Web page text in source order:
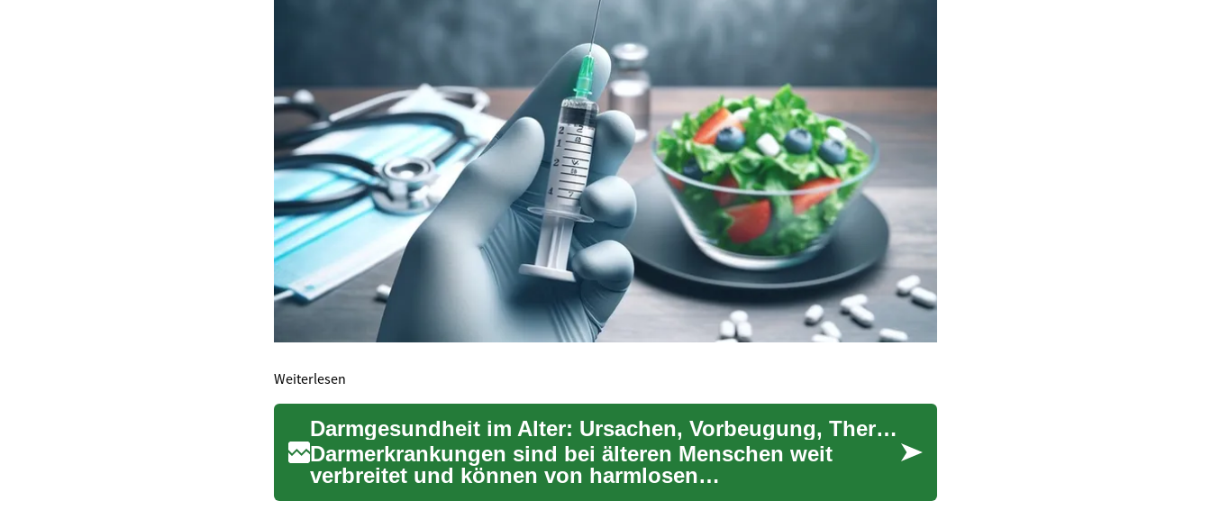
Weiterlesen
Darmgesundheit im Alter: Ursachen, Vorbeugung, Therapie
Darmerkrankungen sind bei älteren Menschen weit
verbreitet und können von harmlosen
Verdauungsstörungen bis zu ernsth...